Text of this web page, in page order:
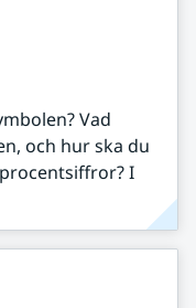
Vad
och hur ska du
I